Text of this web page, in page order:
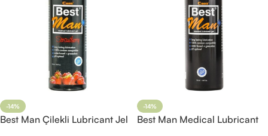
-14%
Best Man Çilekli Lubricant Jel
-14%
Best Man Medical Lubricant